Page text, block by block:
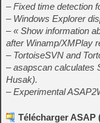
– Fixed time detection
– Windows Explorer
– « Show information
after Winamp/XMPlay
– TortoiseSVN and
– asapscan calculates
Husak).
– Experimental
Télécharger ASAP